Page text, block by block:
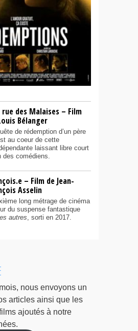
rue des Malaises – Film
Bélanger
de rédemption d’un père
au coeur de cette
laissant libre court
des comédiens.
– Film de Jean-
Asselin
long métrage de cinéma
du suspense fantastique
autres, sorti en 2017.
nous envoyons un
articles ainsi que les
ajoutés à notre